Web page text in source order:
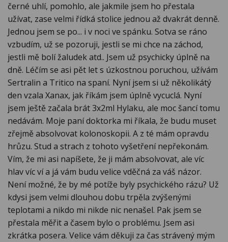
černé uhlí, pomohlo, ale jakmile jsem ho přestala
užívat, zase velmi řídká stolice jednou až dvakrát denně.
Jednou jsem se po... i v noci ve spánku. Sotva se ráno
vzbudím, už se pozoruji, jestli se mi chce na záchod,
jestli mě bolí žaludek atd.. Jsem už psychicky úplně na
dně. Léčím se asi pět let s úzkostnou poruchou, užívám
Sertralin a Tritico na spaní. Nyní jsem si už několikátý
den vzala Xanax, jak říkám jsem úplně vycuclá. Nyní
jsem ještě začala brát 3x2ml Hylaku, ale moc šancí tomu
nedávám. Moje paní doktorka mi říkala, že budu muset
zřejmě absolvovat kolonoskopii. A z té mám opravdu
hrůzu. Stud a strach z tohoto vyšetření nepřekonám.
Vím, že mi asi napíšete, že ji mám absolvovat, ale víc
hlav víc ví a já vám budu velice vděčná za váš názor.
Není možné, že by mé potíže byly psychického rázu? Už
kdysi jsem velmi dlouhou dobu trpěla zvýšenými
teplotami a nikdo mi nikde nic nenašel. Pak jsem se
přestala měřit a časem bylo o problému. Jsem asi
zkrátka posera. Velice vám děkuji za čas strávený mým